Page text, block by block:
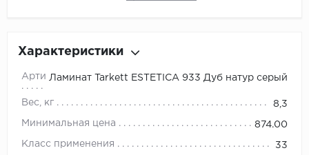
Характеристики
АртикулЛаминат Tarkett ESTETICA 933 Дуб натур серый
Вес, кг 8,3
Минимальная цена 874.00
Класс применения 33